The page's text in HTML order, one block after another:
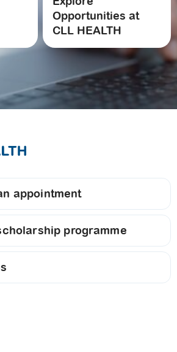
Opportunities at
CLL HEALTH
appointment
programme